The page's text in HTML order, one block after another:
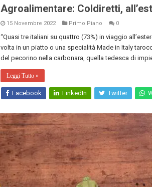
Agroalimentare: Coldiretti,
15 Novembre 2022 Primo Piano 0
“Quasi tre italiani su quattro (73%) in viaggio
volta in un piatto o una specialità Made in Italy
del pecorino nella carbonara, quella tedesca di
Leggi Tutto »
Facebook LinkedIn Twitter